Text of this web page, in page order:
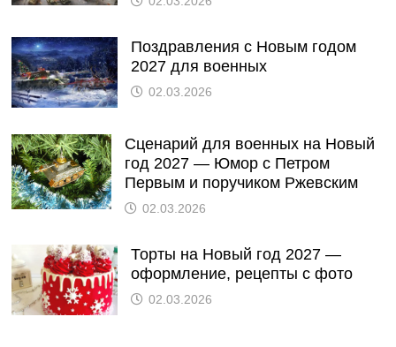
Поздравления с Новым годом
2027 для военных
02.03.2026
Сценарий для военных на Новый
год 2027 — Юмор с Петром
Первым и поручиком Ржевским
02.03.2026
Торты на Новый год 2027 —
оформление, рецепты с фото
02.03.2026